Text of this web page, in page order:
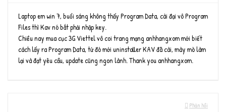
Laptop em win 7, buổi sáng không thấy Program Data, cài đại vô Program
Files thì Kav nó bắt phải nhập key.
Chiều nay mua cục 3G Viettel vô coi trang mạng anhhangxom mới biết
cách lấy ra Program Data, từ đó mới uninstaller KAV đã cài, mày mò làm
lại và đạt yêu cầu, update cũng ngon lành. Thank you anhhangxom.
Phản hồi